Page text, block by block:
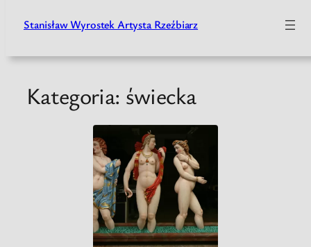
Przejdź
treści
Kategoria: świecka
Stanisław Wyrostek Artysta Rzeźbiarz